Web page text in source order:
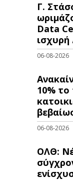
Γ.
Data
06-08-2026
10%
06-08-2026
ΟΛΘ: